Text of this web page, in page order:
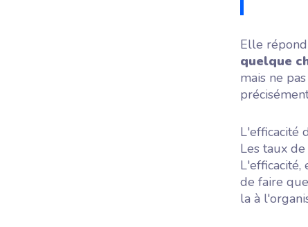
Elle
quelque
mais ne
L'efficacité
Les taux
L'efficacité,
de faire
la à